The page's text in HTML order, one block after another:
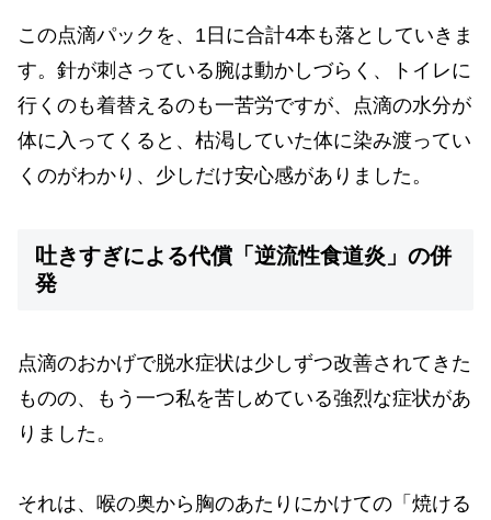
この点滴パックを、1日に合計4本も落としていきま
す。針が刺さっている腕は動かしづらく、トイレに
行くのも着替えるのも一苦労ですが、点滴の水分が
体に入ってくると、枯渇していた体に染み渡ってい
くのがわかり、少しだけ安心感がありました。
吐きすぎによる代償「逆流性食道炎」の併
発
点滴のおかげで脱水症状は少しずつ改善されてきた
ものの、もう一つ私を苦しめている強烈な症状があ
りました。
それは、喉の奥から胸のあたりにかけての「焼ける